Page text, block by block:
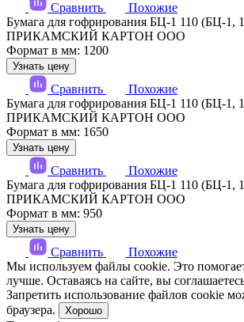
Сравнить
Похожие
Бумага для гофрирования БЦ-1 110 (БЦ-1,
ПРИКАМСКИЙ КАРТОН ООО
Формат в мм: 1200
Узнать цену
Сравнить
Похожие
Бумага для гофрирования БЦ-1 110 (БЦ-1,
ПРИКАМСКИЙ КАРТОН ООО
Формат в мм: 1650
Узнать цену
Сравнить
Похожие
Бумага для гофрирования БЦ-1 110 (БЦ-1,
ПРИКАМСКИЙ КАРТОН ООО
Формат в мм: 950
Узнать цену
Сравнить
Похожие
Мы используем файлы cookie. Это
лучше. Оставаясь на сайте, вы
Запретить использование файлов cookie
браузера.
Хорошо